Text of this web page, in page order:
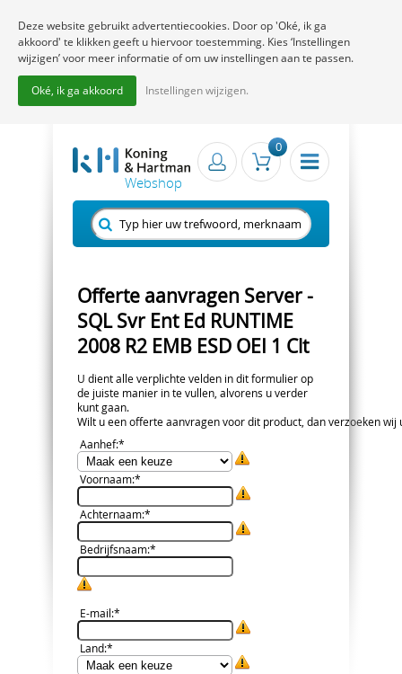
0
Offerte aanvragen Server -
SQL Svr Ent Ed RUNTIME
2008 R2 EMB ESD OEI 1 Clt
U dient alle verplichte velden in dit formulier op
de juiste manier in te vullen, alvorens u verder
kunt gaan.
Wilt u een offerte aanvragen voor dit product, dan verzoeken
Aanhef:*
Voornaam:*
Achternaam:*
Bedrijfsnaam:*
E-mail:*
Land:*
Deze website gebruikt advertentiecookies. Door op 'Oké, ik ga
akkoord' te klikken geeft u hiervoor toestemming. Kies ‘Instellingen
wijzigen’ voor meer informatie of om uw instellingen aan te passen.
Oké, ik ga akkoord Instellingen wijzigen.